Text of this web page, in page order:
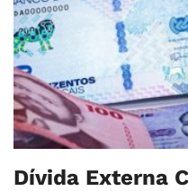
Dívida Externa